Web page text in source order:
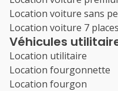
Location voiture sans
Location voiture 7 places
Véhicules
Location utilitaire
Location fourgonnette
Location fourgon